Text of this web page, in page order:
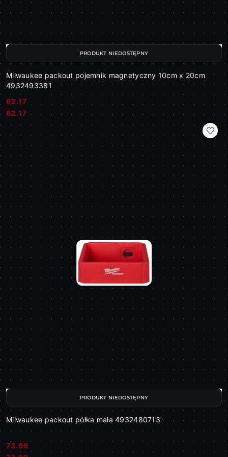
Milwaukee packout pojemnik magnetyczny 10cm x 20cm
4932493381
Cena:
62.17
Cena:
62.17
PRODUKT NIEDOSTĘPNY
Milwaukee packout półka mała 4932480713
73.99
PRODUKT NIEDOSTĘPNY